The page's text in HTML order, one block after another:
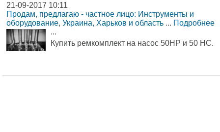
21-09-2017 10:11
Продам, предлагаю - частное лицо: Инструменты и
оборудование, Украина, Харьков и область ... Подробнее
...
Купить ремкомплект на насос 50НР и 50 НС.